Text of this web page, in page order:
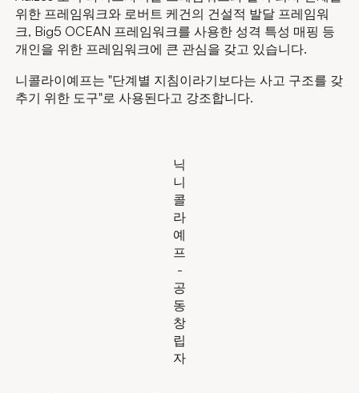
위한 프레임워크와 로버트 케건의 건설적 발달 프레임워
크, Big5 OCEAN 프레임워크를 사용한 성격 특성 매핑 등
개인을 위한 프레임워크에 큰 관심을 갖고 있습니다.
니콜라이예프는 "단계별 지침이라기보다는 사고 구조를 갖
추기 위한 도구"로 사용된다고 강조합니다.
닉
니
콜
라
예
프
-
공
동
창
립
자